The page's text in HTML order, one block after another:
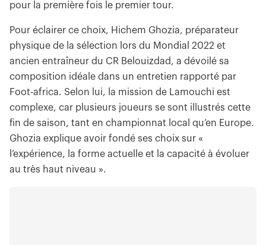
pour la première fois le premier tour.
Pour éclairer ce choix, Hichem Ghozia, préparateur
physique de la sélection lors du Mondial 2022 et
ancien entraîneur du CR Belouizdad, a dévoilé sa
composition idéale dans un entretien rapporté par
Foot-africa. Selon lui, la mission de Lamouchi est
complexe, car plusieurs joueurs se sont illustrés cette
fin de saison, tant en championnat local qu’en Europe.
Ghozia explique avoir fondé ses choix sur «
l’expérience, la forme actuelle et la capacité à évoluer
au très haut niveau ».